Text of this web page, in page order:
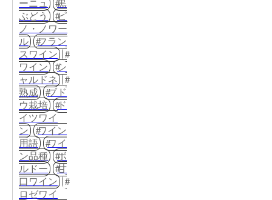
ーニュ
黒
ぶどう
ピ
ノ・ノワー
ル
フラン
スワイン
ワイン
シ
ャルドネ
熟成
ブド
ウ栽培
ド
イツワイ
ン
ワイン
用語
ワイ
ン品種
ボ
ルドー
甘
口ワイン
ロゼワイ